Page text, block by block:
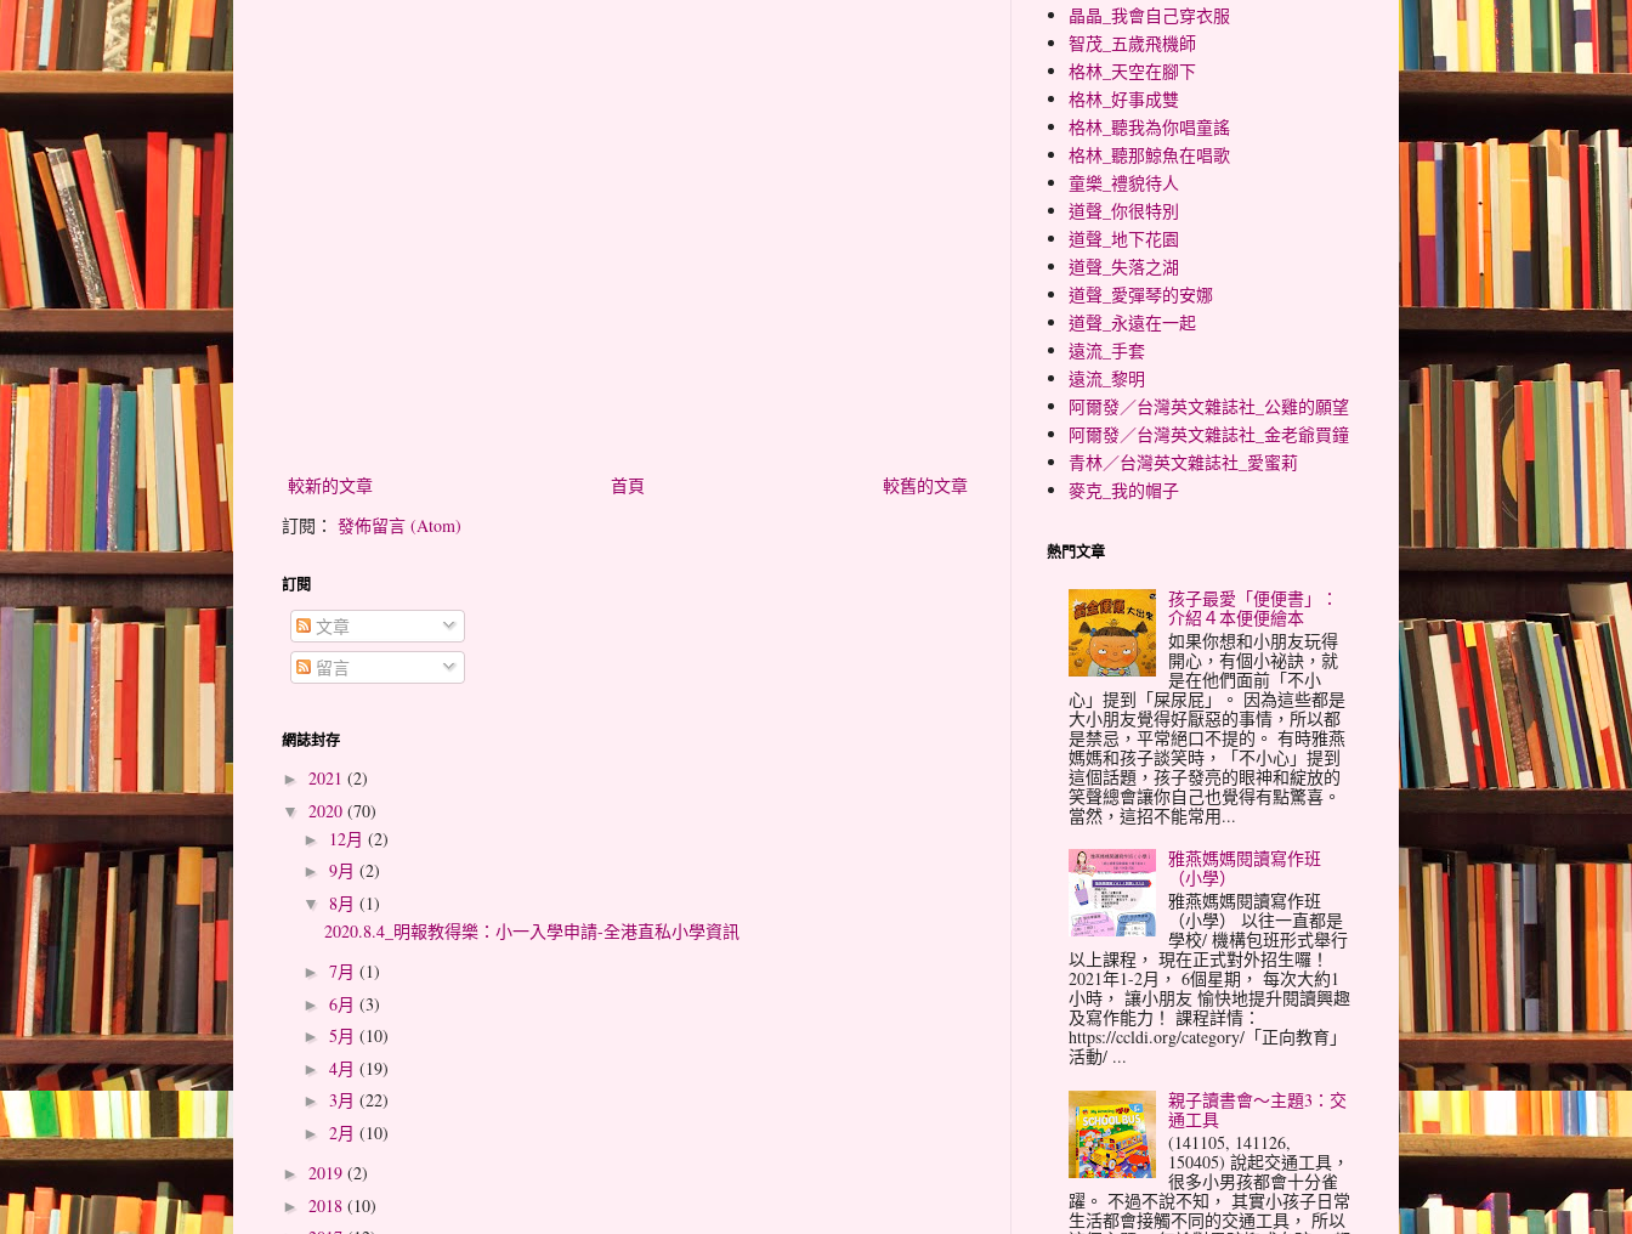
較新的文章 較舊的文章
首頁
訂閱： 發佈留言 (Atom)
訂閱
文章
留言
網誌封存
► 2021 (2)
▼ 2020 (70)
► 12月 (2)
► 9月 (2)
▼ 8月 (1)
2020.8.4_明報教得樂：小一入學申請-全港直私小學資訊
► 7月 (1)
► 6月 (3)
► 5月 (10)
► 4月 (19)
► 3月 (22)
► 2月 (10)
► 2019 (2)
► 2018 (10)
晶晶_我會自己穿衣服
智茂_五歲飛機師
格林_天空在腳下
格林_好事成雙
格林_聽我為你唱童謠
格林_聽那鯨魚在唱歌
童樂_禮貌待人
道聲_你很特別
道聲_地下花園
道聲_失落之湖
道聲_愛彈琴的安娜
道聲_永遠在一起
遠流_手套
遠流_黎明
阿爾發／台灣英文雜誌社_公雞的願望
阿爾發／台灣英文雜誌社_金老爺買鐘
青林／台灣英文雜誌社_愛蜜莉
麥克_我的帽子
熱門文章
孩子最愛「便便書」：
介紹４本便便繪本
如果你想和小朋友玩得
開心，有個小祕訣，就
是在他們面前「不小
心」提到「屎尿屁」。 因為這些都是
大小朋友覺得好厭惡的事情，所以都
是禁忌，平常絕口不提的。 有時雅燕
媽媽和孩子談笑時，「不小心」提到
這個話題，孩子發亮的眼神和綻放的
笑聲總會讓你自己也覺得有點驚喜。
當然，這招不能常用...
雅燕媽媽閱讀寫作班
（小學）
雅燕媽媽閱讀寫作班
（小學） 以往一直都是
學校/ 機構包班形式舉行
以上課程， 現在正式對外招生囉！
2021年1-2月， 6個星期， 每次大約1
小時， 讓小朋友 愉快地提升閱讀興趣
及寫作能力！ 課程詳情：
https://ccldi.org/category/「正向教育」
活動/ ...
親子讀書會～主題3：交
通工具
(141105, 141126,
150405) 說起交通工具，
很多小男孩都會十分雀
躍。 不過不說不知， 其實小孩子日常
生活都會接觸不同的交通工具， 所以